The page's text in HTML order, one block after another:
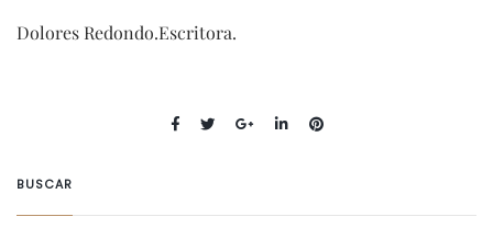
Dolores Redondo.Escritora.
BUSCAR